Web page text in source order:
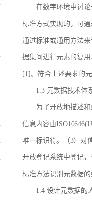
在数字环境中讨
标准方式实现的，可
通过标准或通用方法
据集间进行元素的复
[1]。符合上述要求的
1.3 元数据技术体
为了开放地描述
信息内容由
唯一标识符。（3）对
开放登记系统中登记
标准方法识别元数据
1.4 设计元数据的